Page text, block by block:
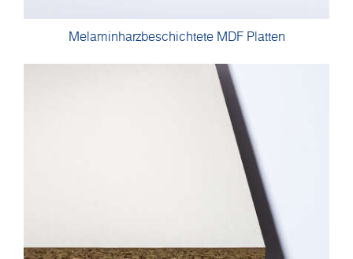
Melaminharzbeschichtete MDF Platten